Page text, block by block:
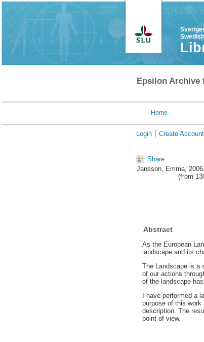
Epsilon Archive
Home
Login Create Account
Share
Jansson, Emma, 2006.
(from
Abstract
As the European
landscape and its
The Landscape is a
of our actions
of the landscape
I have performed a
purpose of this
description. The
point of view.